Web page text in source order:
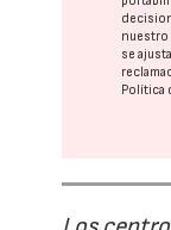
nuestro
se
Política